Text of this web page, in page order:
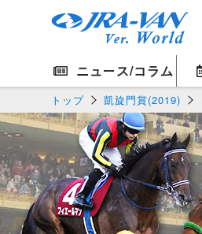
ニュース/コラム
トップ 凱旋門賞(2019)